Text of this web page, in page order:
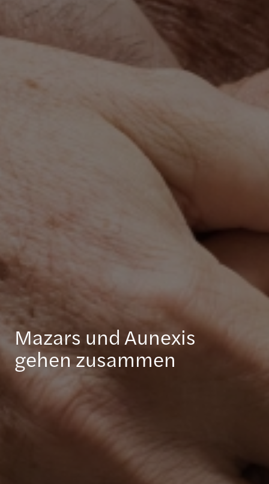
Mazars und Aunexis
gehen zusammen